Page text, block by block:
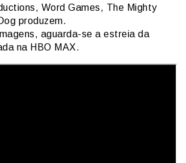
Word Games, The Mighty
produzem.
aguarda-se a estreia da
na HBO MAX.